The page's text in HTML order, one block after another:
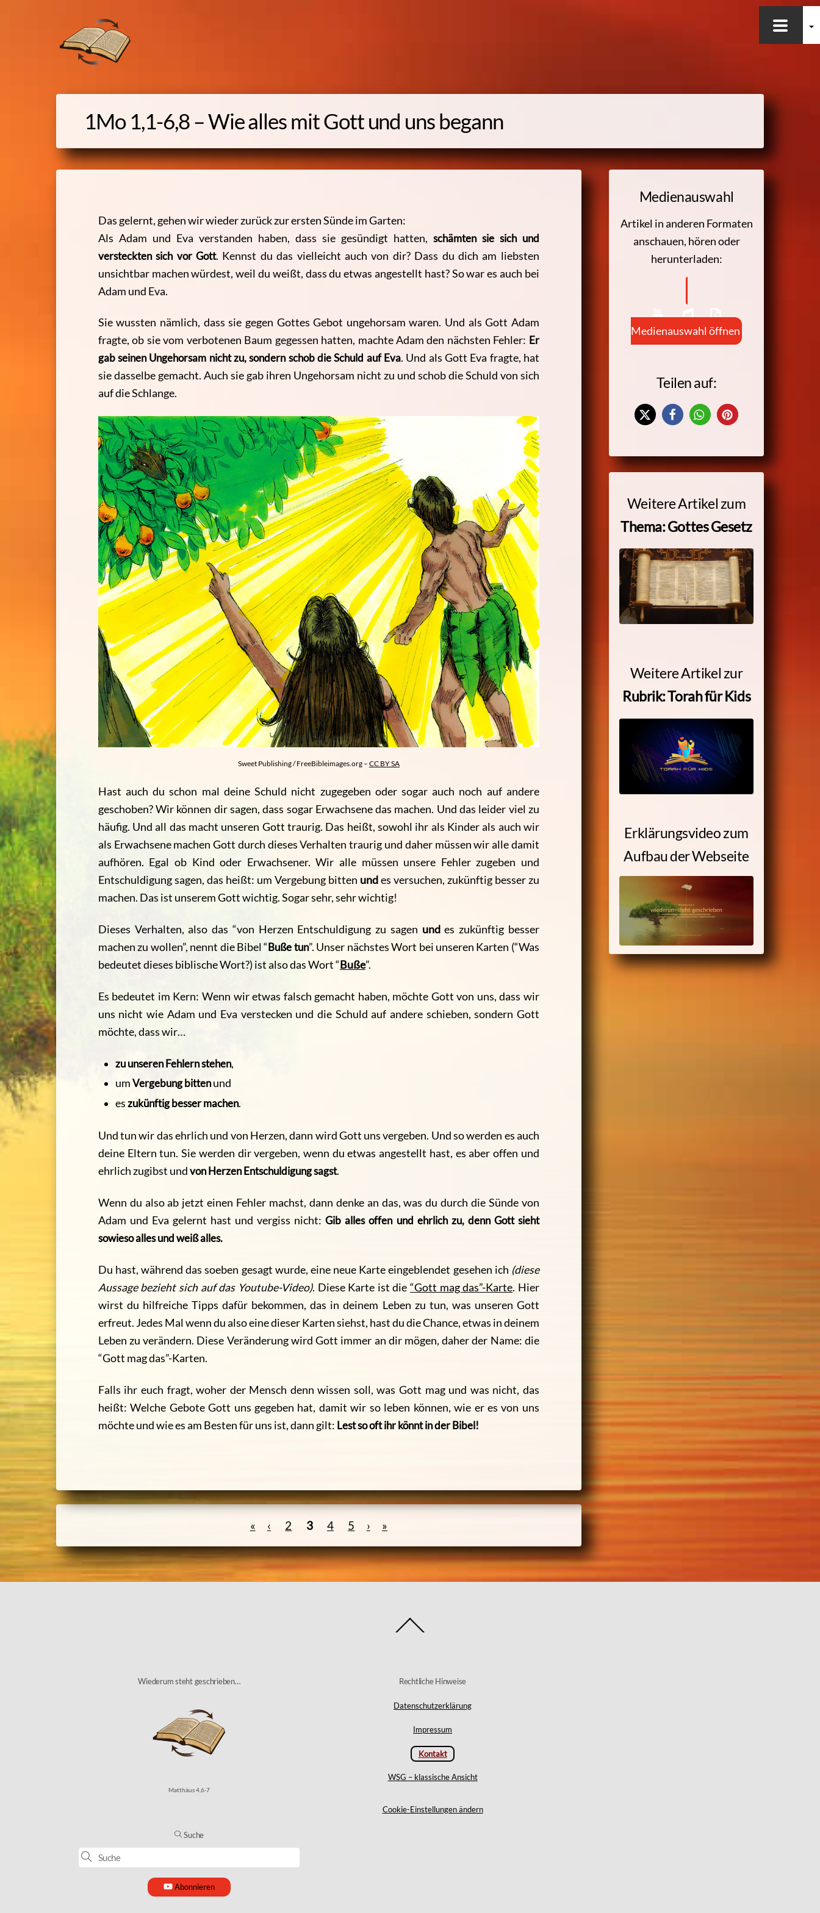
1Mo 1,1-6,8 – Wie alles mit Gott und uns begann
Das gelernt, gehen wir wieder zurück zur ersten Sünde im Garten:
Als Adam und Eva verstanden haben, dass sie gesündigt hatten, schämten sie sich und
versteckten sich vor Gott. Kennst du das vielleicht auch von dir? Dass du dich am liebsten
unsichtbar machen würdest, weil du weißt, dass du etwas angestellt hast? So war es auch bei
Adam und Eva.
Sie wussten nämlich, dass sie gegen Gottes Gebot ungehorsam waren. Und als Gott Adam
fragte, ob sie vom verbotenen Baum gegessen hatten, machte Adam den nächsten Fehler: Er
gab seinen Ungehorsam nicht zu, sondern schob die Schuld auf Eva. Und als Gott Eva fragte, hat
sie dasselbe gemacht. Auch sie gab ihren Ungehorsam nicht zu und schob die Schuld von sich
auf die Schlange.
Sweet Publishing / FreeBibleimages.org – CC BY SA
Hast auch du schon mal deine Schuld nicht zugegeben oder sogar auch noch auf andere
geschoben?Wir können dir sagen, dass sogar Erwachsene das machen. Und das leider viel zu
häufig. Und all das macht unseren Gott traurig. Das heißt, sowohl ihr als Kinder als auch wir
als Erwachsene machen Gott durch dieses Verhalten traurig und daher müssen wir alle damit
aufhören. Egal ob Kind oder Erwachsener. Wir alle müssen unsere Fehler zugeben und
Entschuldigung sagen, das heißt: um Vergebung bitten undes versuchen, zukünftig besser zu
machen. Das ist unserem Gott wichtig. Sogar sehr, sehr wichtig!
Dieses Verhalten, also das “von Herzen Entschuldigung zu sagen undes zukünftig besser
machen zu wollen”, nennt die Bibel “Buße tun”. Unser nächstes Wort bei unseren Karten (“Was
bedeutet dieses biblische Wort?) ist also das Wort “Buße”.
Es bedeutet im Kern: Wenn wir etwas falsch gemacht haben, möchte Gott von uns, dass wir
uns nicht wie Adam und Eva verstecken und die Schuld auf andere schieben, sondern Gott
möchte, dass wir…
zu unseren Fehlern stehen,
umVergebung bittenund
eszukünftig besser machen.
Und tun wir das ehrlich und von Herzen, dann wird Gott uns vergeben. Und so werden es auch
deine Eltern tun. Sie werden dir vergeben, wenn du etwas angestellt hast, es aber offen und
ehrlich zugibst undvon Herzen Entschuldigung sagst.
Wenn du also ab jetzt einen Fehler machst, dann denke an das, was du durch die Sünde von
Adam und Eva gelernt hast und vergiss nicht:Gib alles offen und ehrlich zu, denn Gott sieht
sowieso alles und weiß alles.
Du hast, während das soeben gesagt wurde, eine neue Karte eingeblendet gesehen ich (diese
Aussage bezieht sich auf das Youtube-Video). Diese Karte ist die“Gott mag das”-Karte. Hier
wirst du hilfreiche Tipps dafür bekommen, das in deinem Leben zu tun, was unseren Gott
erfreut. Jedes Mal wenn du also eine dieser Karten siehst, hast du die Chance, etwas in deinem
Leben zu verändern. Diese Veränderung wird Gott immer an dir mögen, daher der Name: die
“Gott mag das”-Karten.
Falls ihr euch fragt, woher der Mensch denn wissen soll, was Gott mag und was nicht, das
heißt: Welche Gebote Gott uns gegeben hat, damit wir so leben können, wie er es von uns
möchte und wie es am Besten für uns ist, dann gilt: Lest so oft ihr könnt in der Bibel!
Medienauswahl
Artikel in anderen Formaten
anschauen, hören oder
herunterladen:
Medienauswahl öffnen
Teilen auf:
Weitere Artikel zum
Thema: Gottes Gesetz
Weitere Artikel zur
Rubrik: Torah für Kids
Erklärungsvideo zum
Aufbau der Webseite
« ‹ 2 3 4 5 › »
To
Wiederum steht geschrieben…
Matthäus 4,6-7
Rechtliche Hinweise
Datenschutzerklärung
Impressum
Kontakt
WSG – klassische Ansicht
Cookie-Einstellungen ändern
Suche
Abonnieren